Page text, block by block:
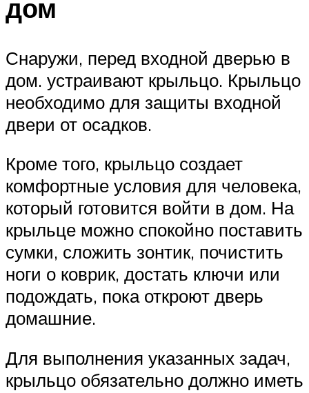
дом
Снаружи, перед входной дверью в
дом. устраивают крыльцо. Крыльцо
необходимо для защиты входной
двери от осадков.
Кроме того, крыльцо создает
комфортные условия для человека,
который готовится войти в дом. На
крыльце можно спокойно поставить
сумки, сложить зонтик, почистить
ноги о коврик, достать ключи или
подождать, пока откроют дверь
домашние.
Для выполнения указанных задач,
крыльцо обязательно должно иметь